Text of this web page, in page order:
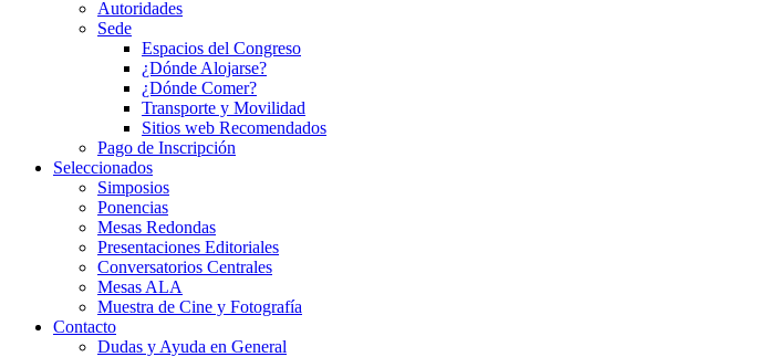
Autoridades
Sede
Espacios del Congreso
¿Dónde Alojarse?
¿Dónde Comer?
Transporte y Movilidad
Sitios web Recomendados
Pago de Inscripción
Seleccionados
Simposios
Ponencias
Mesas Redondas
Presentaciones Editoriales
Conversatorios Centrales
Mesas ALA
Muestra de Cine y Fotografía
Contacto
Dudas y Ayuda en General